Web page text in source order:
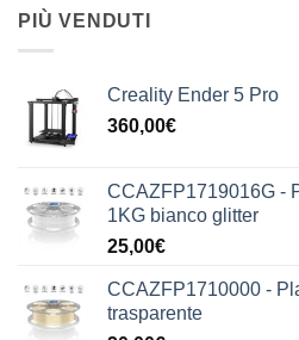
PIÙ VENDUTI
Creality Ender 5 Pro
360,00€
CCAZFP1719016G -
1KG bianco glitter
25,00€
CCAZFP1710000 -
trasparente